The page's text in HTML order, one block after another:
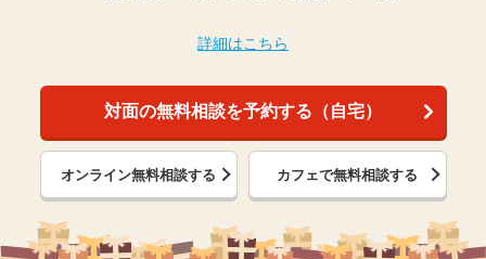
詳細はこちら
対面の無料相談を予約する（自宅）
オンライン無料相談する カフェで無料相談する